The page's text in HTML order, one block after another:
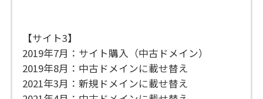
【サイト3】
2019年7月：サイト購入（中古ドメイン）
2019年8月：中古ドメインに載せ替え
2021年3月：新規ドメインに載せ替え